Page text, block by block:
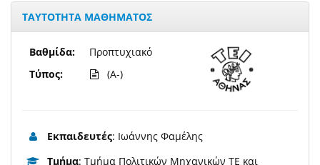
ΤΑΥΤΟΤΗΤΑ ΜΑΘΗΜΑΤΟΣ
Βαθμίδα:
Τύπος:
Προπτυχιακό
(A-)
Εκπαιδευτές: Ιωάννης Φαμέλης
Τμήμα: Τμήμα Πολιτικών Μηχανικών ΤΕ και